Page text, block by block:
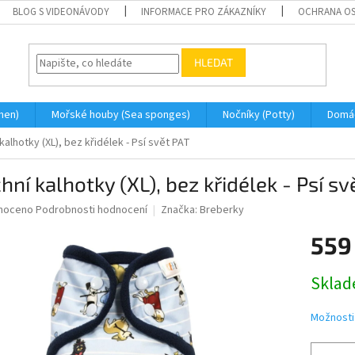
BLOG S VIDEONÁVODY INFORMACE PRO ZÁKAZNÍKY OCHRANA
HLEDAT
Mořské houby (Sea sponges) Nočníky (Potty)
(XL), bez křidélek - Psí svět PAT
kalhotky (XL), bez křidélek - Psí
Podrobnosti hodnocení Značka: Breberky
cena: